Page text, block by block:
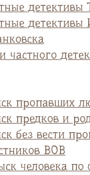
детективы
детективы
частного
пропавших
предков и
без вести
ВОВ
человека